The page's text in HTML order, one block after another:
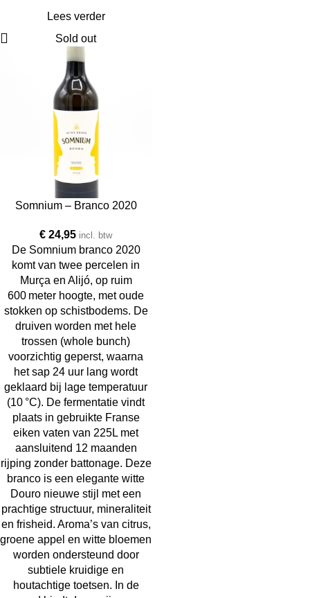
Lees verder
Sold out
Somnium – Branco 2020
€ 24,95 incl. btw
De Somnium branco 2020
komt van twee percelen in
Murça en Alijó, op ruim
600 meter hoogte, met oude
stokken op schistbodems. De
druiven worden met hele
trossen (whole bunch)
voorzichtig geperst, waarna
het sap 24 uur lang wordt
geklaard bij lage temperatuur
(10 °C). De fermentatie vindt
plaats in gebruikte Franse
eiken vaten van 225L met
aansluitend 12 maanden
rijping zonder battonage. Deze
branco is een elegante witte
Douro nieuwe stijl met een
prachtige structuur, mineraliteit
en frisheid. Aroma’s van citrus,
groene appel en witte bloemen
worden ondersteund door
subtiele kruidige en
houtachtige toetsen. In de